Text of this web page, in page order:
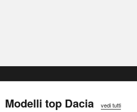
Modelli top Dacia vedi tutti